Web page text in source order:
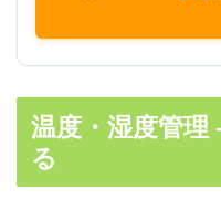
温度・湿度管理
る